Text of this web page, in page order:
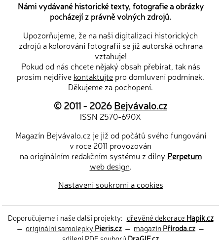
Námi vydávané historické texty, fotografie a obrázky
pocházejí z právně volných zdrojů.
Upozorňujeme, že na naši digitalizaci historických
zdrojů a kolorování fotografií se již autorská ochrana
vztahuje!
Pokud od nás chcete nějaký obsah přebírat, tak nás
prosím nejdříve kontaktujte pro domluvení podmínek.
Děkujeme za pochopení.
© 2011 - 2026Bejvávalo.cz
ISSN 2570-690X
Magazín Bejvávalo.cz je již od počátů svého fungování
v roce 2011 provozován
na originálním redakčním systému z dílny Perpetum
web design.
Nastavení soukromí a cookies
Doporučujeme i naše další projekty: dřevěné dekorace Hapík.cz
— originální samolepkyPieris.cz — magazínPříroda.cz —